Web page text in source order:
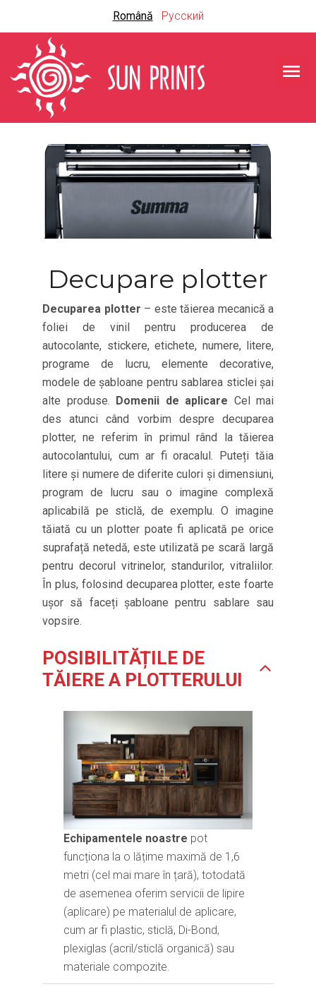
Română Русский
menu
Decupare plotter
Decuparea plotter – este tăierea mecanică a
foliei de vinil pentru producerea de
autocolante, stickere, etichete, numere, litere,
programe de lucru, elemente decorative,
modele de șabloane pentru sablarea sticlei șai
alte produse.
Domenii de aplicare Cel mai
des atunci când vorbim despre decuparea
plotter, ne referim în primul rând la tăierea
autocolantului, cum ar fi oracalul. Puteți tăia
litere și numere de diferite culori și dimensiuni,
program de lucru sau o imagine complexă
aplicabilă pe sticlă, de exemplu. O imagine
tăiată cu un plotter poate fi aplicată pe orice
suprafață netedă, este utilizată pe scară largă
pentru decorul vitrinelor, standurilor, vitraliilor.
În plus, folosind decuparea plotter, este foarte
ușor să faceți șabloane pentru sablare sau
vopsire.
POSIBILITĂȚILE DE
TĂIERE A PLOTTERULUI
Echipamentele noastre pot
funcționa la o lățime maximă de 1,6
metri (cel mai mare în țară), totodată
de asemenea oferim servicii de lipire
(aplicare) pe materialul de aplicare,
cum ar fi plastic, sticlă, Di-Bond,
plexiglas (acril/sticlă organică) sau
materiale compozite.